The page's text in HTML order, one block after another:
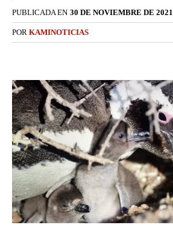
PUBLICADA EN 30 DE NOVIEMBRE DE 2021
POR KAMINOTICIAS